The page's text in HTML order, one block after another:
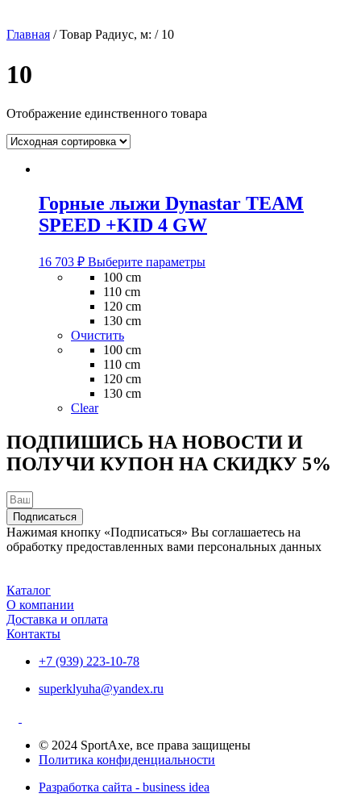
Главная / Товар Радиус, м: / 10
10
Отображение единственного товара
Горные лыжи Dynastar TEAM
SPEED +KID 4 GW
16 703 ₽ Выберите параметрыЭтот
100 cm
110 cm
120 cm
130 cm
Очистить
100 cm
110 cm
120 cm
130 cm
Clear
ПОДПИШИСЬ НА НОВОСТИ И
ПОЛУЧИ КУПОН НА СКИДКУ 5%
Подписаться
Нажимая кнопку «Подписаться» Вы соглашаетесь на
обработку предоставленных вами персональных данных
Каталог
О компании
Доставка и оплата
Контакты
+7 (939) 223-10-78
superklyuha@yandex.ru
© 2024 SportAxe, все права защищены
Политика конфиденциальности
Разработка сайта - business idea